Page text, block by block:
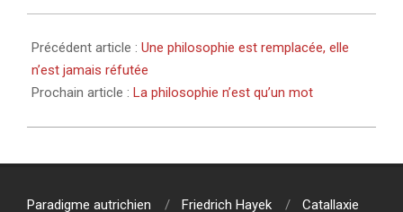
Précédent article : Une philosophie est remplacée, elle
n’est jamais réfutée
Prochain article : La philosophie n’est qu’un mot
Paradigme autrichien Friedrich Hayek Catallaxie